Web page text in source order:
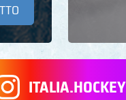
ITALIA.HOCKEY